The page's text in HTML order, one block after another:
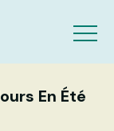
En Été